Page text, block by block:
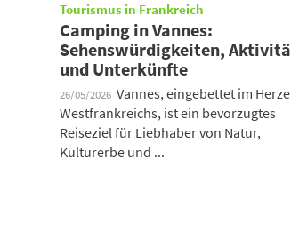
Tourismus in Frankreich
Camping in Vannes:
Sehenswürdigkeiten,
und Unterkünfte
26/05/2026 Vannes, eingebettet im
Westfrankreichs, ist ein bevorzugtes
Reiseziel für Liebhaber von Natur,
Kulturerbe und ...